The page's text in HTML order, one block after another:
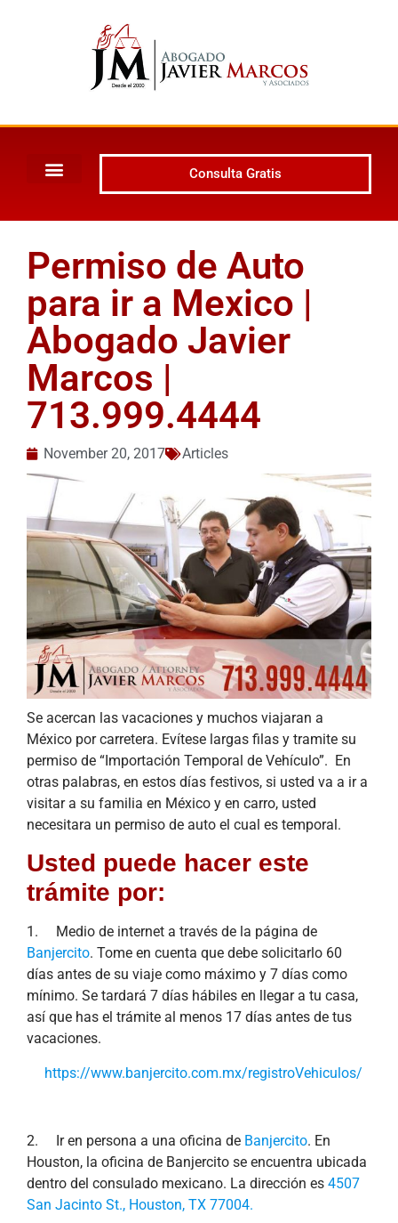
Consulta Gratis
Permiso de Auto
para ir a Mexico |
Abogado Javier
Marcos |
713.999.4444
November 20, 2017 Articles
Se acercan las vacaciones y muchos viajaran a
México por carretera. Evítese largas filas y tramite su
permiso de “Importación Temporal de Vehículo”. En
otras palabras, en estos días festivos, si usted va a ir a
visitar a su familia en México y en carro, usted
necesitara un permiso de auto el cual es temporal.
Usted puede hacer este
trámite por:
1. Medio de internet a través de la página de
Banjercito. Tome en cuenta que debe solicitarlo 60
días antes de su viaje como máximo y 7 días como
mínimo. Se tardará 7 días hábiles en llegar a tu casa,
así que has el trámite al menos 17 días antes de tus
vacaciones.
https://www.banjercito.com.mx/registroVehiculos/
2. Ir en persona a una oficina de Banjercito. En
Houston, la oficina de Banjercito se encuentra ubicada
dentro del consulado mexicano. La dirección es 4507
San Jacinto St., Houston, TX 77004.